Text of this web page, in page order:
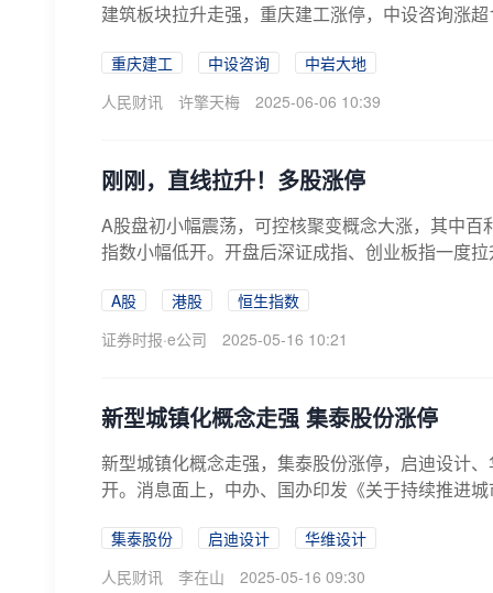
建筑板块拉升走强，重庆建工涨停，中设咨询涨
重庆建工 中设咨询
中岩大地
人民财讯
许擎天梅 2025-06-06 10:39
刚刚，直线拉升！多股涨停
A股盘初小幅震荡，可控核聚变概念大涨，其中
指数小幅低开。开盘后深证成指、创业板指一度
A股 港股
恒生指数
证券时报·e公司
2025-05-16 10:21
新型城镇化概念走强 集泰股份涨停
新型城镇化概念走强，集泰股份涨停，启迪设计
开。消息面上，中办、国办印发《关于持续推进
集泰股份 启迪设计
华维设计
人民财讯
李在山 2025-05-16 09:30